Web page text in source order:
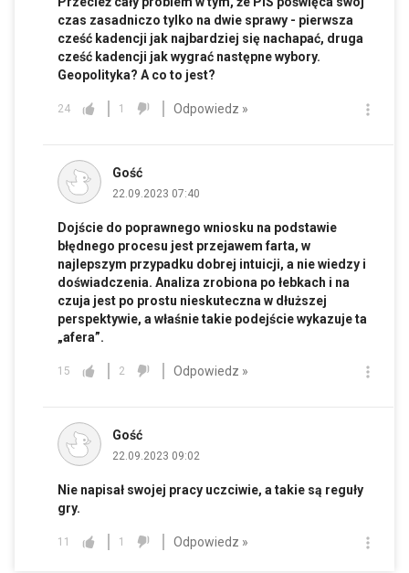
czas zasadniczo tylko na dwie sprawy - pierwsza
cześć kadencji jak najbardziej się nachapać, druga
cześć kadencji jak wygrać następne wybory.
Geopolityka? A co to jest?
24 1 Odpowiedz »
Gość
22.09.2023 07:40
Dojście do poprawnego wniosku na podstawie
błędnego procesu jest przejawem farta, w
najlepszym przypadku dobrej intuicji, a nie wiedzy i
doświadczenia. Analiza zrobiona po łebkach i na
czuja jest po prostu nieskuteczna w dłuższej
perspektywie, a właśnie takie podejście wykazuje ta
„afera”.
15 2 Odpowiedz »
Gość
22.09.2023 09:02
Nie napisał swojej pracy uczciwie, a takie są reguły
gry.
11 1 Odpowiedz »